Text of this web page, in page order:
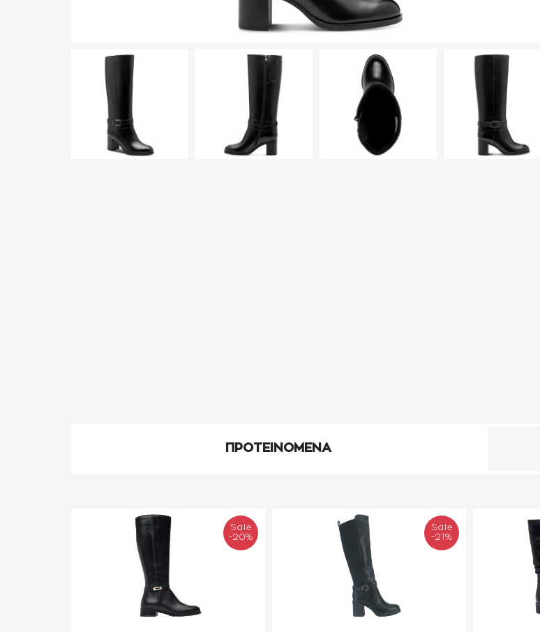
ΠΡΟΤΕΙΝΟΜΕΝΑ
Sale
-20%
Sale
-21%